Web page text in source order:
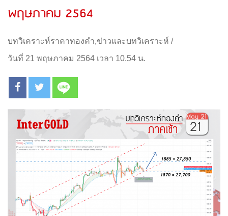
พฤษภาคม 2564
บทวิเคราะห์ราคาทองคำ,ข่าวและบทวิเคราะห์ /
วันที่ 21 พฤษภาคม 2564 เวลา 10.54 น.